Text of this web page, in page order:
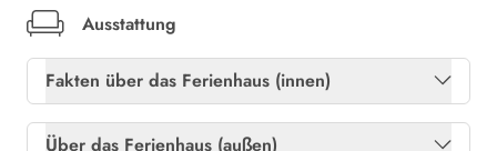
Traumhafte Lage inmitten schönster Natur
Umgeben von Heide und Dünengras liegt das schöne
Ferienhaus auf einem 1850 qm großen Naturgrundstück. Es
verfügt über eine eingezäunte Terrasse, die deinem Hund
Ausstattung
Fakten über das Ferienhaus (innen)
Gratis internet
Ja
Über das Ferienhaus (außen)